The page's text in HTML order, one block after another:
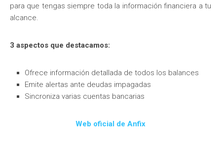
para que tengas siempre toda la información financiera a tu
alcance.
3 aspectos que destacamos:
Ofrece información detallada de todos los balances
Emite alertas ante deudas impagadas
Sincroniza varias cuentas bancarias
Web oficial de Anfix